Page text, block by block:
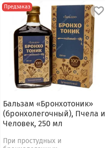
Предзаказ
Бальзам «Бронхотоник»
(бронхолегочный), Пчела и
Человек, 250 мл
При простудных и